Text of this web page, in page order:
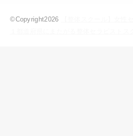
©Copyright2026